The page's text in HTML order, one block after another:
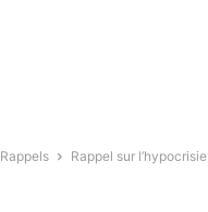
Rappels Rappel sur l’hypocrisie